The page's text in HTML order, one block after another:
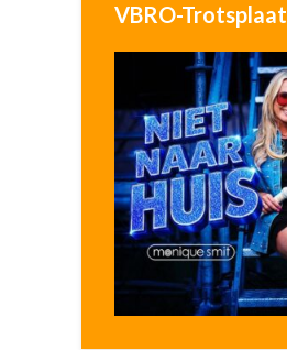
VBRO-Trotsplaat